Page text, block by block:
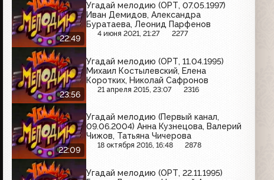
22:49
Угадай мелодию (ОРТ, 07.05.1997)
Иван Демидов, Александра
Буратаева, Леонид Парфенов
4 июня 2021, 21:27 2277
23:56
Угадай мелодию (ОРТ, 11.04.1995)
Михаил Костылевский, Елена
Коротких, Николай Сафронов
21 апреля 2015, 23:07 2316
22:09
Угадай мелодию (Первый канал,
09.06.2004) Анна Кузнецова, Валерий
Чижов, Татьяна Чичерова
18 октября 2016, 16:48 2878
Угадай мелодию (ОРТ, 22.11.1995)